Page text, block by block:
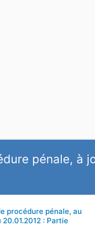
pénale, à
procédure pénale, au
: Partie